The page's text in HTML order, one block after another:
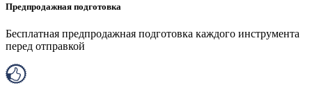
Предпродажная подготовка
Бесплатная предпродажная подготовка каждого инструмента
перед отправкой